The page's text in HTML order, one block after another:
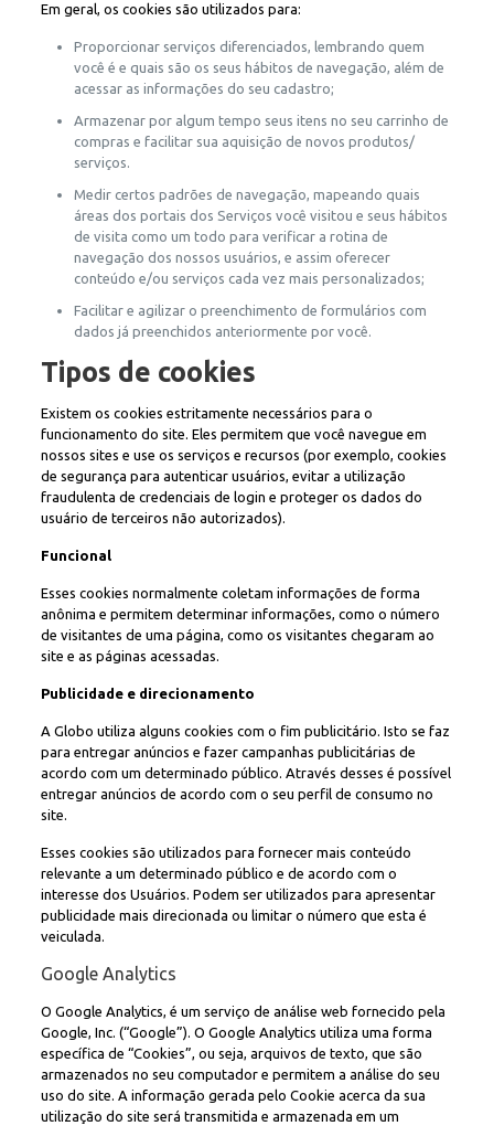
Em geral, os cookies são utilizados para:
Proporcionar serviços diferenciados, lembrando quem
você é e quais são os seus hábitos de navegação, além de
acessar as informações do seu cadastro;
Armazenar por algum tempo seus itens no seu carrinho de
compras e facilitar sua aquisição de novos produtos/
serviços.
Medir certos padrões de navegação, mapeando quais
áreas dos portais dos Serviços você visitou e seus hábitos
de visita como um todo para verificar a rotina de
navegação dos nossos usuários, e assim oferecer
conteúdo e/ou serviços cada vez mais personalizados;
Facilitar e agilizar o preenchimento de formulários com
dados já preenchidos anteriormente por você.
Tipos de cookies
Existem os cookies estritamente necessários para o
funcionamento do site. Eles permitem que você navegue em
nossos sites e use os serviços e recursos (por exemplo, cookies
de segurança para autenticar usuários, evitar a utilização
fraudulenta de credenciais de login e proteger os dados do
usuário de terceiros não autorizados).
Funcional
Esses cookies normalmente coletam informações de forma
anônima e permitem determinar informações, como o número
de visitantes de uma página, como os visitantes chegaram ao
site e as páginas acessadas.
Publicidade e direcionamento
A Globo utiliza alguns cookies com o fim publicitário. Isto se faz
para entregar anúncios e fazer campanhas publicitárias de
acordo com um determinado público. Através desses é possível
entregar anúncios de acordo com o seu perfil de consumo no
site.
Esses cookies são utilizados para fornecer mais conteúdo
relevante a um determinado público e de acordo com o
interesse dos Usuários. Podem ser utilizados para apresentar
publicidade mais direcionada ou limitar o número que esta é
veiculada.
Google Analytics
O Google Analytics, é um serviço de análise web fornecido pela
Google, Inc. (“Google”). O Google Analytics utiliza uma forma
específica de “Cookies”, ou seja, arquivos de texto, que são
armazenados no seu computador e permitem a análise do seu
uso do site. A informação gerada pelo Cookie acerca da sua
utilização do site será transmitida e armazenada em um